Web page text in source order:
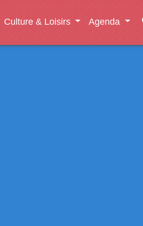
Culture & Loisirs Agenda